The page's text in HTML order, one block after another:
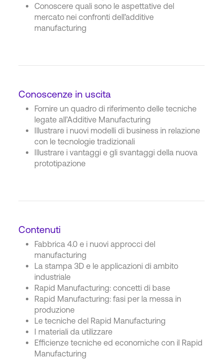
Conoscere quali sono le aspettative del
mercato nei confronti dell’additive
manufacturing
Conoscenze in uscita
Fornire un quadro di riferimento delle tecniche
legate all’Additive Manufacturing
Illustrare i nuovi modelli di business in relazione
con le tecnologie tradizionali
Illustrare i vantaggi e gli svantaggi della nuova
prototipazione
Contenuti
Fabbrica 4.0 e i nuovi approcci del
manufacturing
La stampa 3D e le applicazioni di ambito
industriale
Rapid Manufacturing: concetti di base
Rapid Manufacturing: fasi per la messa in
produzione
Le tecniche del Rapid Manufacturing
I materiali da utilizzare
Efficienze tecniche ed economiche con il Rapid
Manufacturing